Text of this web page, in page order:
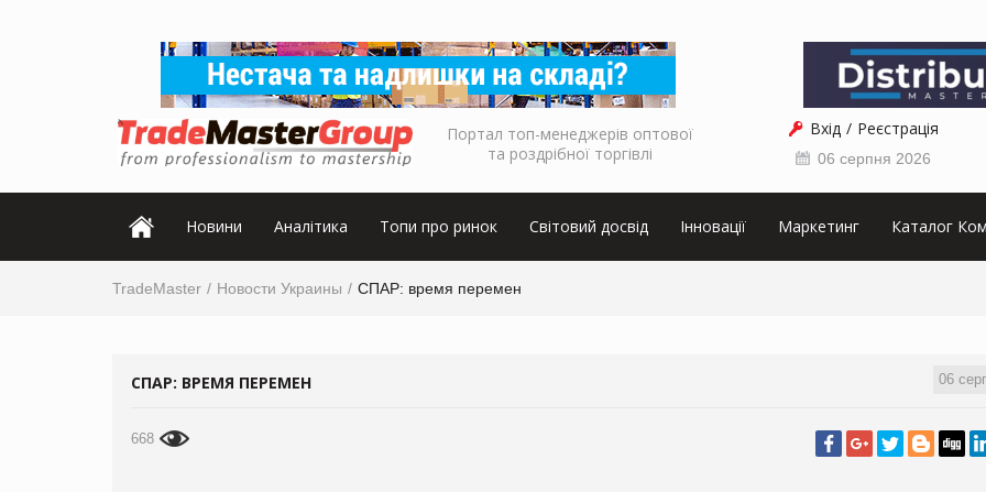
Портал топ-менеджерів оптової
та роздрібної торгівлі
Вхід Реєстрація
06 серпня 2026
Новини Аналітика Топи про ринок Світовий досвід Інновації Маркетинг Каталог
TradeMaster Новости Украины СПАР: время перемен
06
СПАР: ВРЕМЯ ПЕРЕМЕН
668